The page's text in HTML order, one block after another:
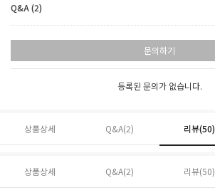
Q&A (2)
문의하기
등록된 문의가 없습니다.
상품상세 Q&A(2) 리뷰(50)
상품상세 Q&A(2) 리뷰(50)